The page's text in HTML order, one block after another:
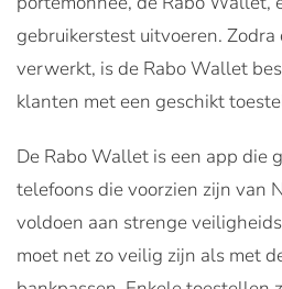
gebruikerstest uitvoeren.
verwerkt, is de Rabo Wallet
klanten met een geschikt
De Rabo Wallet is een app die
telefoons die voorzien zijn van
voldoen aan strenge
moet net zo veilig zijn als met